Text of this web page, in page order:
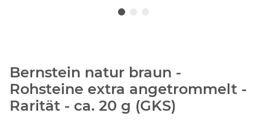
Bernstein natur braun -
Rohsteine extra angetrommelt -
Rarität - ca. 20 g (GKS)